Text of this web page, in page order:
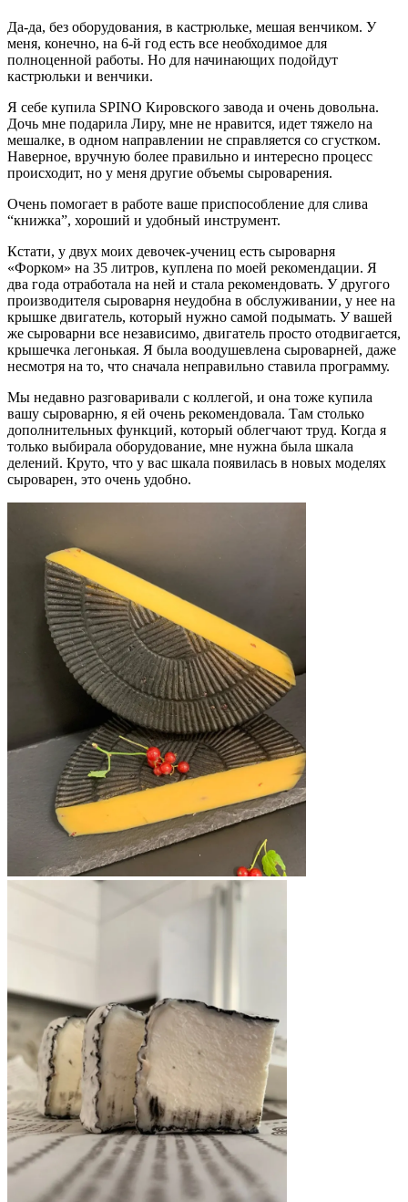
Да-да, без оборудования, в кастрюльке, мешая венчиком. У
меня, конечно, на 6-й год есть все необходимое для
полноценной работы. Но для начинающих подойдут
кастрюльки и венчики.
Я себе купила SPINO Кировского завода и очень довольна.
Дочь мне подарила Лиру, мне не нравится, идет тяжело на
мешалке, в одном направлении не справляется со сгустком.
Наверное, вручную более правильно и интересно процесс
происходит, но у меня другие объемы сыроварения.
Очень помогает в работе ваше приспособление для слива
“книжка”, хороший и удобный инструмент.
Кстати, у двух моих девочек-учениц есть сыроварня
«Форком» на 35 литров, куплена по моей рекомендации. Я
два года отработала на ней и стала рекомендовать. У другого
производителя сыроварня неудобна в обслуживании, у нее на
крышке двигатель, который нужно самой подымать. У вашей
же сыроварни все независимо, двигатель просто отодвигается,
крышечка легонькая. Я была воодушевлена сыроварней, даже
несмотря на то, что сначала неправильно ставила программу.
Мы недавно разговаривали с коллегой, и она тоже купила
вашу сыроварню, я ей очень рекомендовала. Там столько
дополнительных функций, который облегчают труд. Когда я
только выбирала оборудование, мне нужна была шкала
делений. Круто, что у вас шкала появилась в новых моделях
сыроварен, это очень удобно.